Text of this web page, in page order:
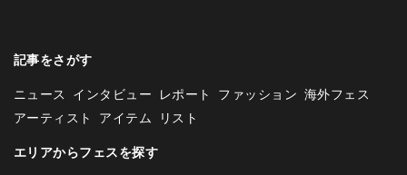
記事をさがす
ニュース インタビュー レポート ファッション 海外フェス
アーティスト アイテム
リスト
エリアからフェスを探す